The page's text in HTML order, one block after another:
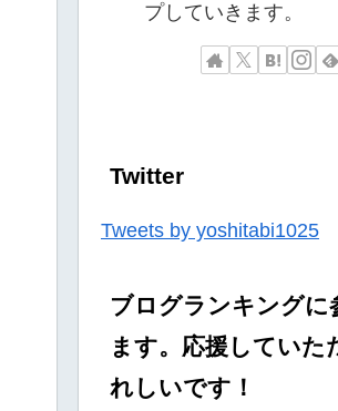
プしていきます。
Twitter
Tweets by yoshitabi1025
ブログランキングに
ます。応援していた
れしいです！